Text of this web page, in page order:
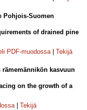
Pohjois-Suomen
of drained pine
PDF-muodossa| Tekijä
rämemännikön kasvuun
on the growth of a
| Tekijä